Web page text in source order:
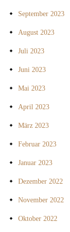
September 2023
August 2023
Juli 2023
Juni 2023
Mai 2023
April 2023
März 2023
Februar 2023
Januar 2023
Dezember 2022
November 2022
Oktober 2022